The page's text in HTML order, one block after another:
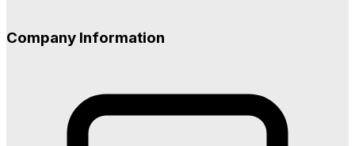
Company Information